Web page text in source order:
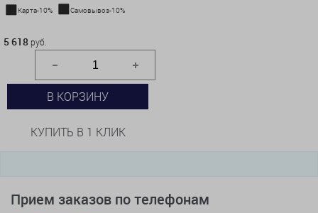
Карта-10% Самовывоз-10%
5 618 руб.
В КОРЗИНУ
КУПИТЬ В 1 КЛИК
Прием заказов по телефонам